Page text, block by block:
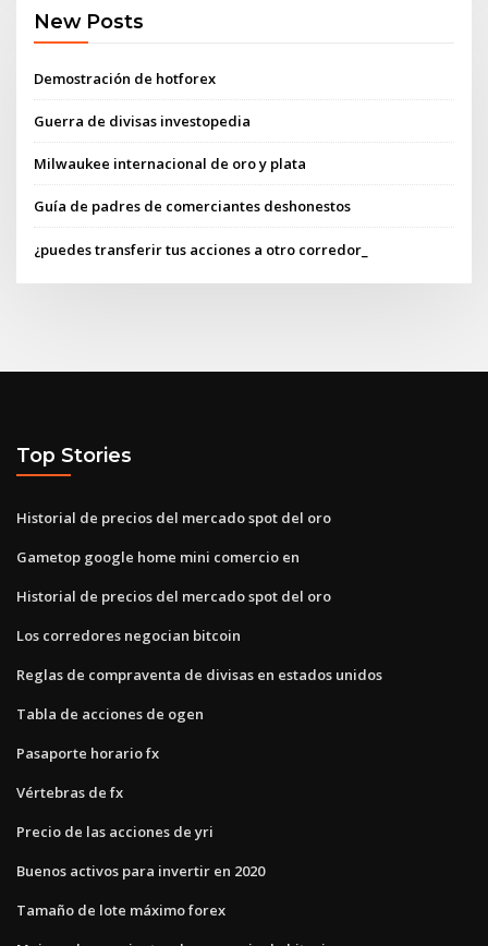
New Posts
Demostración de hotforex
Guerra de divisas investopedia
Milwaukee internacional de oro y plata
Guía de padres de comerciantes deshonestos
¿puedes transferir tus acciones a otro corredor_
Top Stories
Historial de precios del mercado spot del oro
Gametop google home mini comercio en
Historial de precios del mercado spot del oro
Los corredores negocian bitcoin
Reglas de compraventa de divisas en estados unidos
Tabla de acciones de ogen
Pasaporte horario fx
Vértebras de fx
Precio de las acciones de yri
Buenos activos para invertir en 2020
Tamaño de lote máximo forex